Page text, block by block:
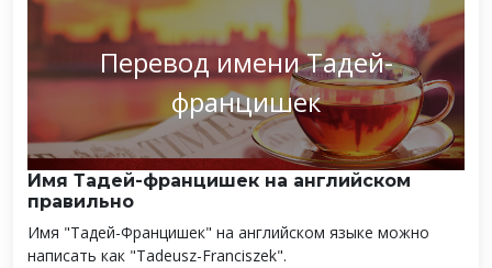
Перевод имени Тадей-
францишек
Имя Тадей-францишек на английском
правильно
Имя "Тадей-Францишек" на английском языке можно
написать как "Tadeusz-Franciszek".